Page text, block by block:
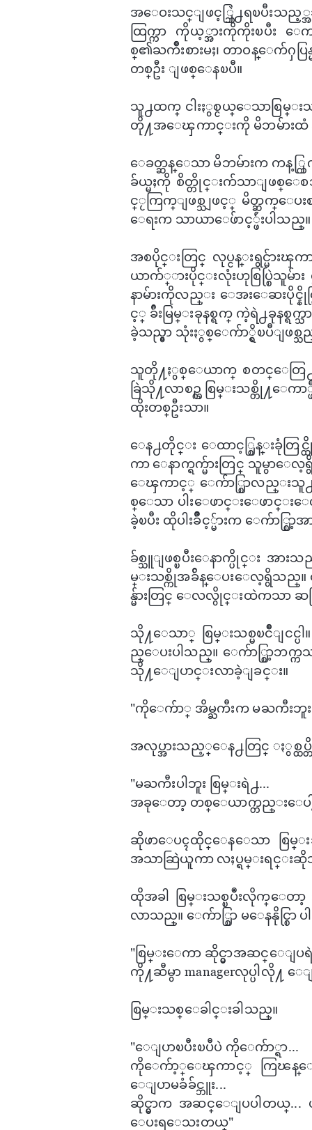
အ​ေဝးသင္ျဖင့္ဘြဲ႕ရၿပီးသည့္
ထြက္ကာ ကိုယ့္အားကိုကိုးၿပီး ​ေ
စ္၏ႀကိဳးစားမႈ၊ တာဝန္​ေက်ႁ
တစ္ဦး ျဖစ္​​ေနၿပီ။
သူ႕ထက္ ငါးႏွစ္ငယ္​ေသာစြမ္းသ
တို႔အ​ေၾကာင္းကို မိဘမ်ားထံ
ေခတ္ဆန္​ေသာ မိဘမ်ားက ကန့္ကြ
ခ်ယ္မႈကို စိတ္တိုင္းက်သာျဖစ္​
င္ႂကြက္ျဖစ္သျဖင့္ မိတ္ဆက္​ေ
ေရးက သာယာ​ေဖ်ာင့္ဖ်ဴးပါသည္
အစပိုင္းတြင္ လုပ္ငန္းရွင္မ်ားၾ
ယာက်္ားပိုင္းလုံးဟုစြပ္စြဲသူမ်
နာမ်ားကိုလည္း ​ေအး​ေဆးပိုင္
င့္ ခ်ီးမြမ္းခုနစ္ရက္ ကဲ့ရဲ႕ခုနစ္
ခဲ့သည္မွာ သုံးႏွစ္​ေက်ာ္ရွိၿပီျဖစ္သ
သူတို႔ႏွစ္​ေယာက္ ​စတင္​ေတြ႕
ခြဲသို႔လာစဥ္က စြမ္းသစ္တို႔​ေကာ္ဖီ
ထိုးတစ္ဦးသာ။
ေန႕တိုင္း ​ေထာင့္စြန္းခုံတြ
ကာ ​ေနာက္ရက္မ်ားတြင္ သူမွာ​
ေၾကာင့္ ​ေက်ာ္စြာလည္းသူ႕
စ္​ေသာ ပါး​ေဖာင္း​ေဖာင္း​ေ
ခဲ့ၿပီး ထိုပါးခ်ိဳင့္မ်ားက ​ေက်ာ္စြ
ခ်စ္သူျဖစ္ၿပီး​ေနာက္ပိုင္း အား
မ္းသစ္ကိုအခ်ိန္​ေပး​ေလ့ရွိသည္။ ထို
န္မ်ားတြင္ ​ေလလွိုင္းထဲကသာ ဆက္
သို႔​ေသာ္ စြမ္းသစ္မၿငိဳျငင္ပါ
ည္​ေပးပါသည္။ ​ေက်ာ္စြာ့ဘက္ကသ
သို႔​ေျပာင္းလာခဲ့ျခင္း။
"ကို​ေက်ာ္ အိမ္ႀကီးက မႀကီးဘူ
အလုပ္အားသည့္​ေန႕တြင္ ႏွစ္ထပ္
"မႀကီးပါဘူး စြမ္းရဲ႕...
အခု​ေတာ့ တစ္​ေယာက္တည္း​ေပါ့
ဆိုဖာ​​ေပၚထိုင္​ေန​ေသာ စြမ္
အသာဆြဲယူကာ လႈပ္ရမ္းရင္း
ထိုအခါ စြမ္းသစ္ၿပဳံးလိုက္​ေတ
လာသည္။ ​ေက်ာ္စြာ မ​ေနနိုင္စြ
"စြမ္း​ေကာ ဆိုင္မွာအဆင္​ေျပရဲ
ကို႔ဆီမွာ managerလုပ္ပါလို႔ ​ေ
စြမ္းသစ္​ေခါင္းခါသည္။
"​ေျပာၿပီးၿပီပဲ ကို​ေက်ာ္ရာ...
ကို​ေက်ာ့္​ေၾကာင့္ ကြၽန္​ေတ
ေျပာမခံခ်င္ဘူး...
ဆိုင္မွာက အဆင္​ေျပပါတယ္
ေပးရ​ေသးတယ္"